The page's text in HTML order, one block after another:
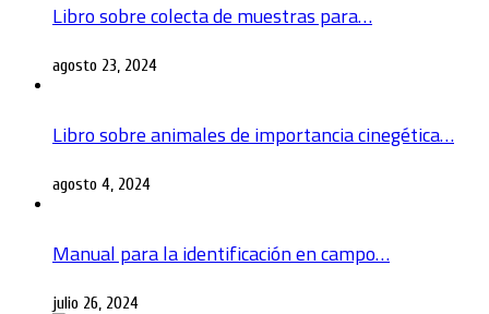
Libro sobre colecta de muestras para…
agosto 23, 2024
Libro sobre animales de importancia cinegética…
agosto 4, 2024
Manual para la identificación en campo…
julio 26, 2024